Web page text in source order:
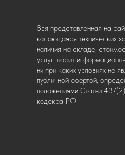
Вся представленная на
касающаяся технических
наличия на складе,
услуг, носит
ни при каких условиях не
публичной офертой,
положениями Статьи
кодекса РФ.